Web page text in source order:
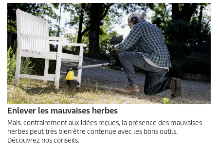
Enlever les mauvaises herbes
Mais, contrairement aux idées reçues, la présence des mauvaises
herbes peut très bien être contenue avec les bons outils.
Découvrez nos conseils.